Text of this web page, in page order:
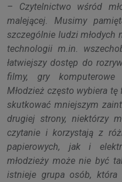
– Czytelnictwo wśród
malejącej. Musimy
szczególnie ludzi młodych
technologii m.in.
łatwiejszy dostęp do
filmy, gry komputerowe
Młodzież często wybiera
skutkować mniejszym
drugiej strony, niektórzy
czytanie i korzystają z
papierowych, jak i
młodzieży może nie być
istnieje grupa osób,